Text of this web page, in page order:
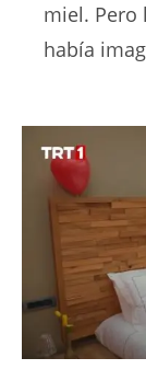
miel. Pero
había